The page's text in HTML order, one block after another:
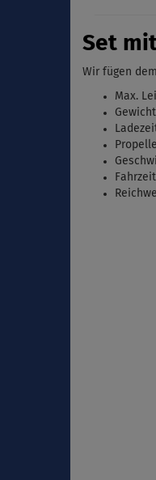
Set
Wir fügen
Max.